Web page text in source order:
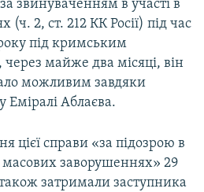
звинуваченням в участі в
2, ст. 212 КК Росії) під час
під кримським
майже два місяці, він
можливим завдяки
Аблаєва.
цієї справи «за підозрою в
масових заворушеннях» 29
затримали заступника